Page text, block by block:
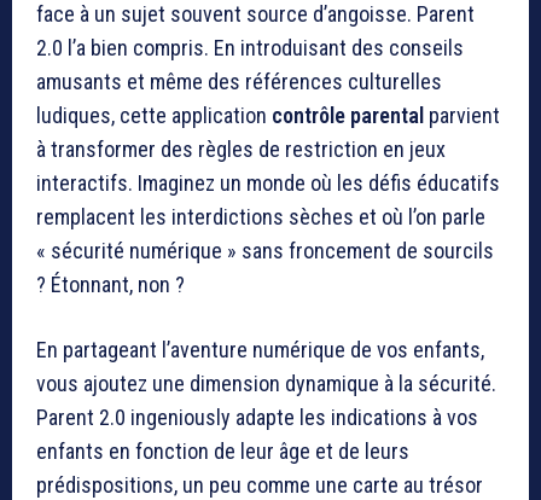
face à un sujet souvent source d’angoisse. Parent
2.0 l’a bien compris. En introduisant des conseils
amusants et même des références culturelles
ludiques, cette application contrôle parental parvient
à transformer des règles de restriction en jeux
interactifs. Imaginez un monde où les défis éducatifs
remplacent les interdictions sèches et où l’on parle
« sécurité numérique » sans froncement de sourcils
? Étonnant, non ?
En partageant l’aventure numérique de vos enfants,
vous ajoutez une dimension dynamique à la sécurité.
Parent 2.0 ingeniously adapte les indications à vos
enfants en fonction de leur âge et de leurs
prédispositions, un peu comme une carte au trésor